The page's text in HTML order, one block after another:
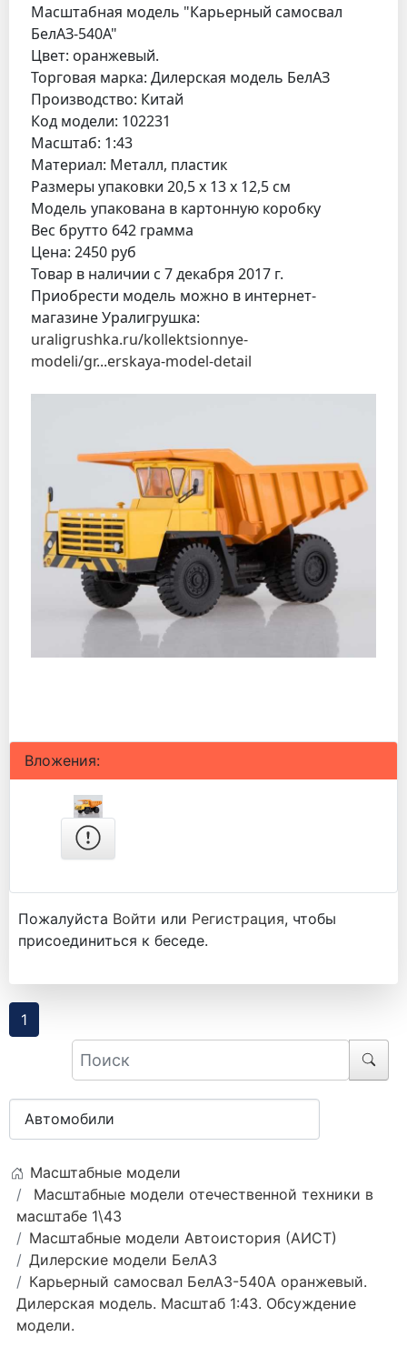
Масштабная модель "Карьерный самосвал
БелАЗ-540А"
Цвет: оранжевый.
Торговая марка: Дилерская модель БелАЗ
Производство: Китай
Код модели: 102231
Масштаб: 1:43
Материал: Металл, пластик
Размеры упаковки 20,5 x 13 x 12,5 см
Модель упакована в картонную коробку
Вес брутто 642 грамма
Цена: 2450 руб
Товар в наличии с 7 декабря 2017 г.
Приобрести модель можно в интернет-
магазине Уралигрушка:
uraligrushka.ru/kollektsionnye-
modeli/gr...erskaya-model-detail
Вложения:
Пожалуйста Войти или Регистрация, чтобы
присоединиться к беседе.
1
Масштабные модели
Масштабные модели отечественной техники в
масштабе 1\43
Масштабные модели Автоистория (АИСТ)
Дилерские модели БелАЗ
Карьерный самосвал БелАЗ-540А оранжевый.
Дилерская модель. Масштаб 1:43. Обсуждение
модели.